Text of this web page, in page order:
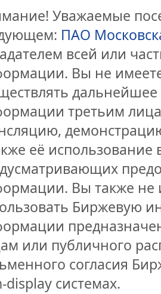
Уважаемые
ПАО
всей или
Вы не
третьим
её
Вы также не
Биржевую
или публичного
согласия
display системах.